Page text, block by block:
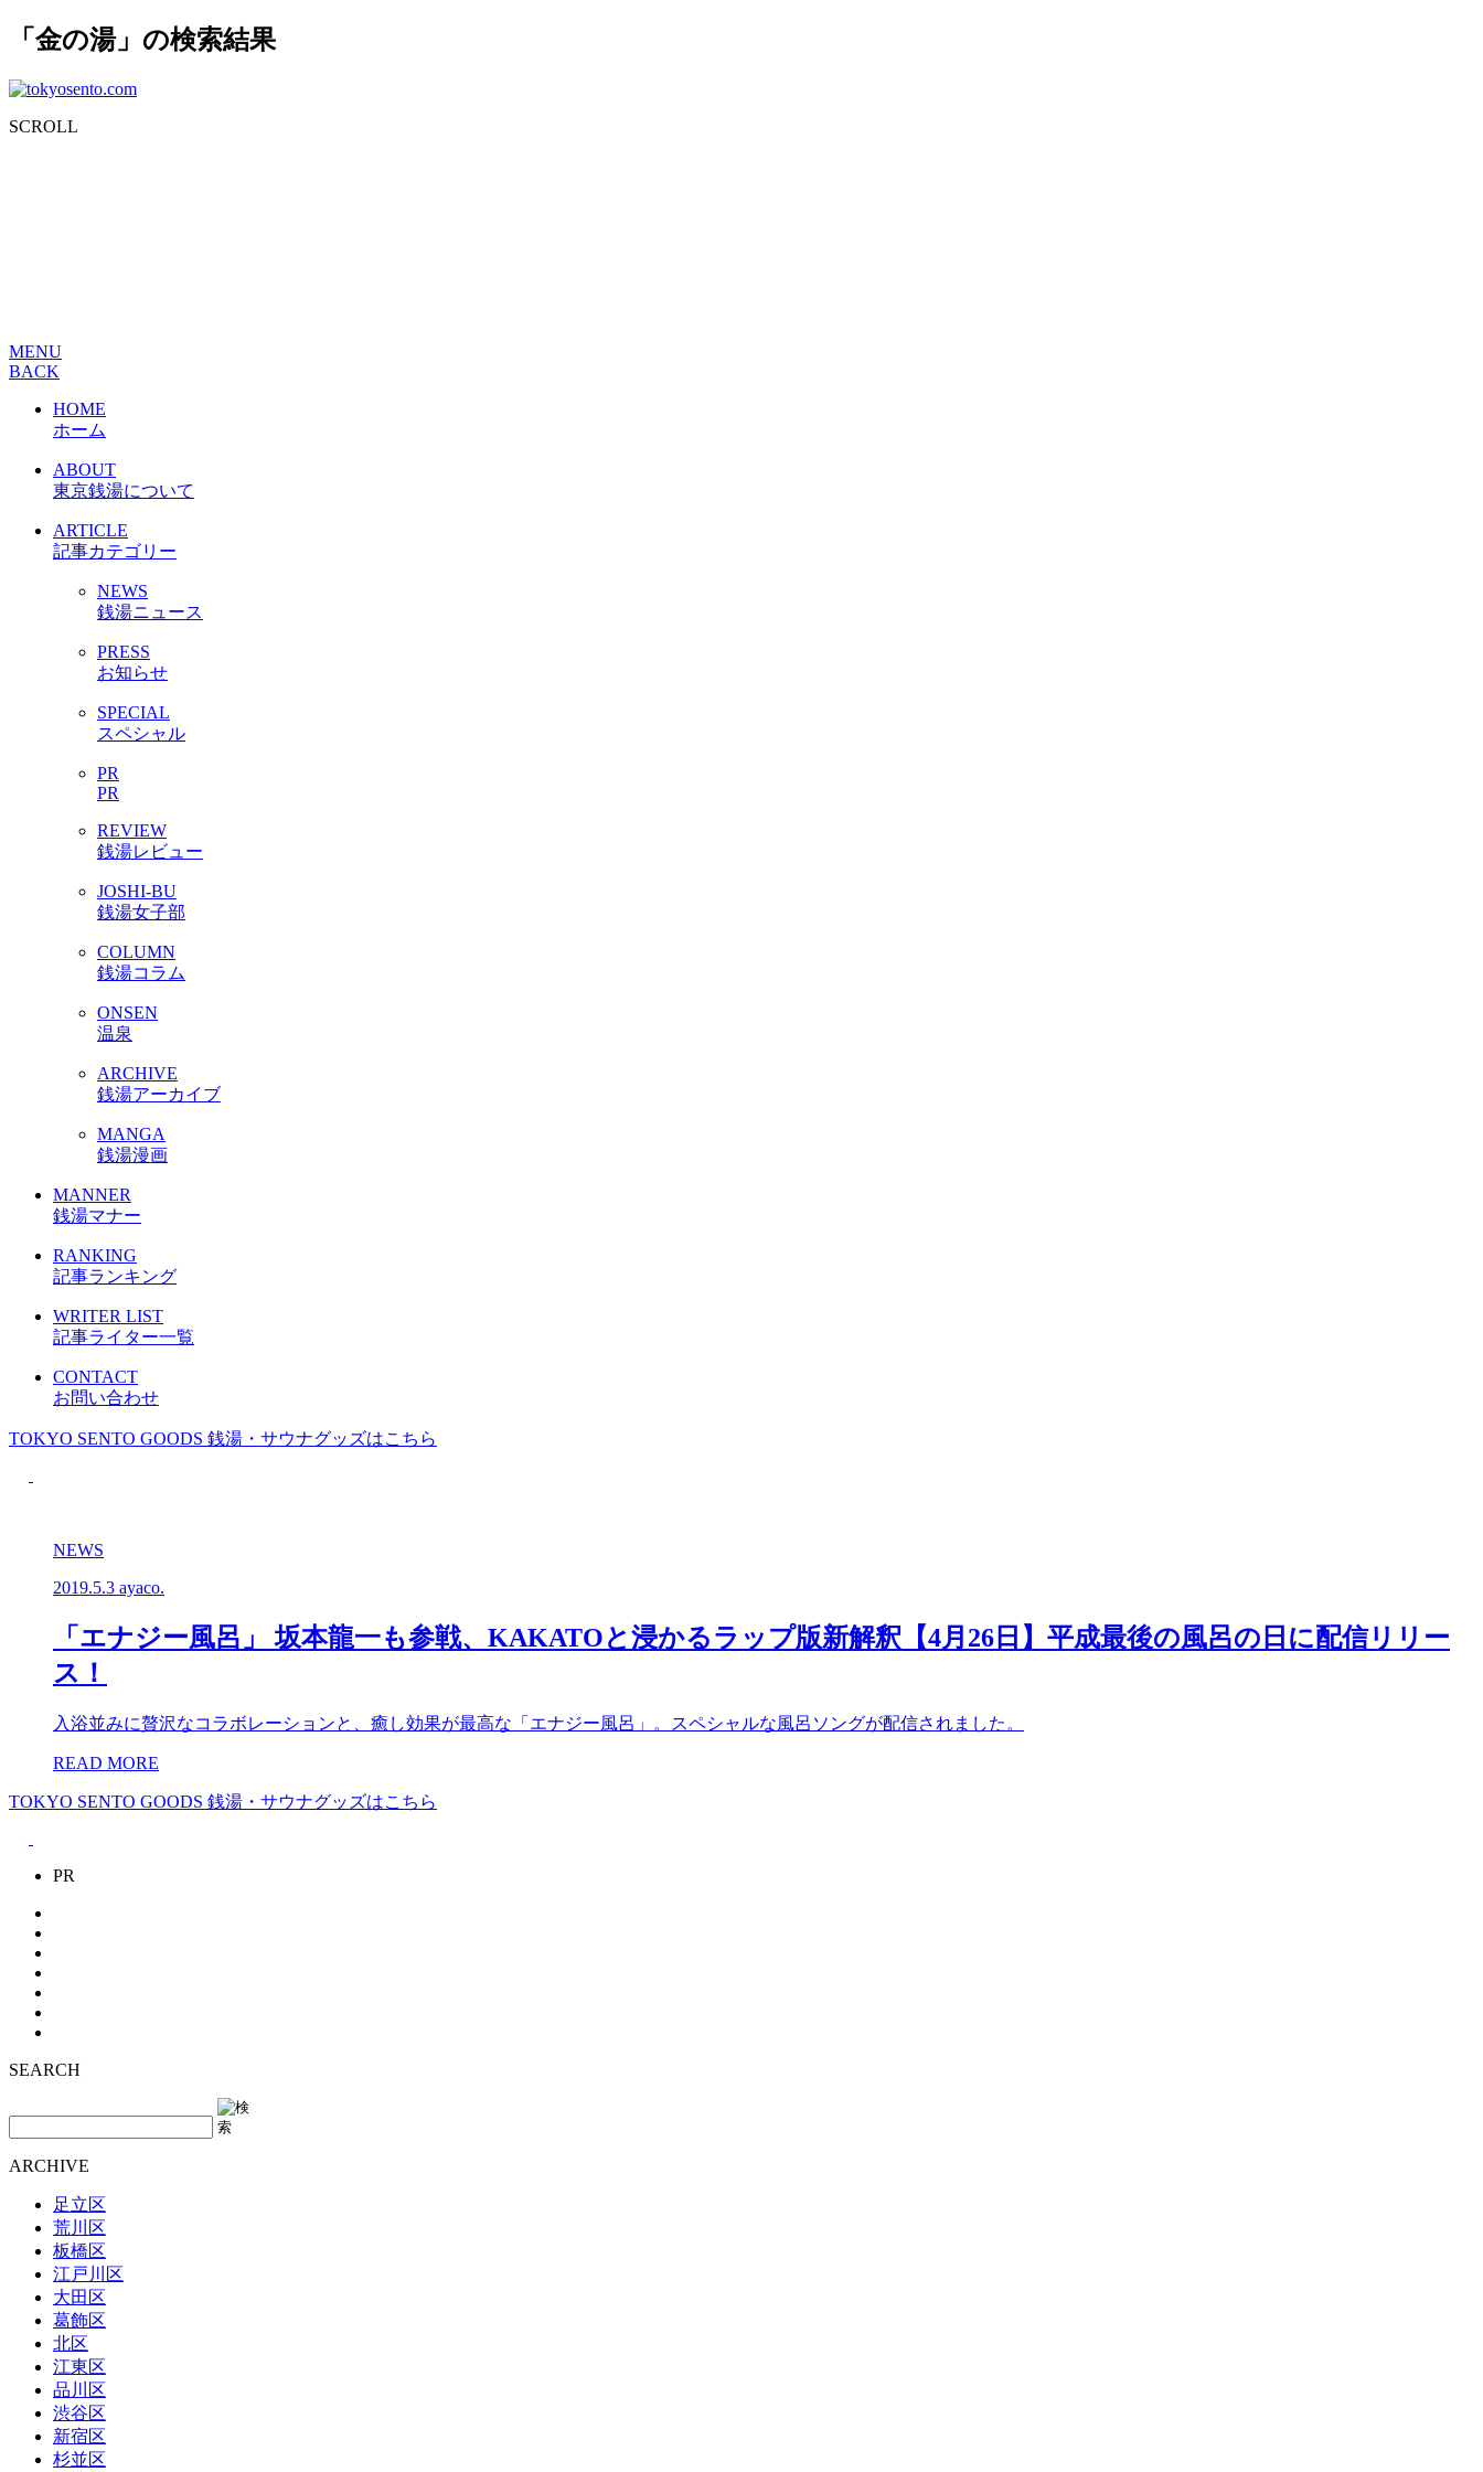
「金の湯」の検索結果
SCROLL
MENU
BACK
HOME
ホーム
ABOUT
東京銭湯について
ARTICLE
記事カテゴリー
NEWS
銭湯ニュース
PRESS
お知らせ
SPECIAL
スペシャル
PR
PR
REVIEW
銭湯レビュー
JOSHI-BU
銭湯女子部
COLUMN
銭湯コラム
ONSEN
温泉
ARCHIVE
銭湯アーカイブ
MANGA
銭湯漫画
MANNER
銭湯マナー
RANKING
記事ランキング
WRITER LIST
記事ライター一覧
CONTACT
お問い合わせ
TOKYO SENTO GOODS 銭湯・サウナグッズはこちら
NEWS
2019.5.3 ayaco.
「エナジー風呂」 坂本龍一も参戦、KAKATOと浸かるラップ版新解釈【4月26日】平成最後の風呂の日に配信リリー
ス！
入浴並みに贅沢なコラボレーションと、癒し効果が最高な「エナジー風呂」。スペシャルな風呂ソングが配信されました。
READ MORE
TOKYO SENTO GOODS 銭湯・サウナグッズはこちら
PR
SEARCH
ARCHIVE
足立区
荒川区
板橋区
江戸川区
大田区
葛飾区
北区
江東区
品川区
渋谷区
新宿区
杉並区